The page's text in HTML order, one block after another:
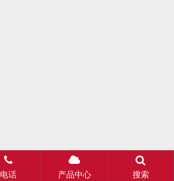
电话 产品中心 搜索